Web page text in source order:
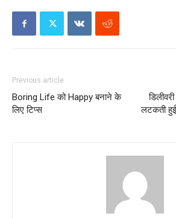
Previous article
Boring Life को Happy बनाने के
लिए टिप्स
लटकती